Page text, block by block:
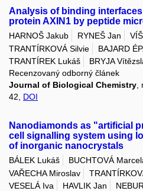
Analysis of binding
protein AXIN1 by peptide
HARNOŠ Jakub RYNEŠ Jan
TRANTÍRKOVÁ Silvie
BAJARD
TRANTÍREK Lukáš
BRYJA
Recenzovaný odborný článek
Journal of Biological Chemistry
42, DOI
Nanodiamonds as "artificial
cell signalling system using
of inorganic nanocrystals
BÁLEK Lukáš BUCHTOVÁ
VAŘECHA Miroslav
VESELÁ Iva
HAVLIK Jan